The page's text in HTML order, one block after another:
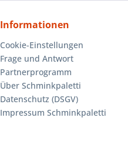
Informationen
Cookie-Einstellungen
Frage und Antwort
Partnerprogramm
Über Schminkpaletti
Datenschutz (DSGV)
Impressum Schminkpaletti